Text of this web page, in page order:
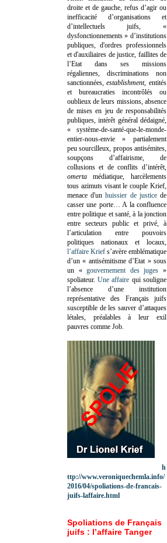
droite et de gauche, refus d’agir ou
inefficacité d’organisations et
d’intellectuels juifs, «
dysfonctionnements » d’institutions
publiques, d'ordres professionnels
et d'auxiliaires de justice, faillites de
l’Etat dans ses missions
régaliennes, discriminations non
sanctionnées,establishment, entités
et bureaucraties incontrôlés ou
oublieux de leurs missions, absence
de mises en jeu de responsabilités
publiques, intérêt général dédaigné,
« système-de-santé-que-le-monde-
entier-nous-envie » partialement
peu sourcilleux, propos antisémites,
soupçons d’affairisme, de
collusions et de conflits d’intérêt,
omertamédiatique, harcèlements
tous azimuts visant le couple Krief,
menace d'unhuissier de justicede
casser une porte… A la confluence
entre politique et santé, à la jonction
entre secteurs public et privé, à
l’articulation entre pouvoirs
politiques nationaux et locaux,
l’affaire Krief s’avère emblématique
d’un « antisémitisme d’Etat » sous
un «gouvernement des juges »
spoliateur.Une affaire qui souligne
l’absence d’une institution
représentative des Français juifs
susceptible de les sauver d’attaques
létales, préalables à leur exil
pauvres comme Job.
h
ttp://www.veroniquechemla.info/
2016/04/spoliations-de-francais-
juifs-laffaire.html
Spoliations de Français
juifs : l’affaire Tanger